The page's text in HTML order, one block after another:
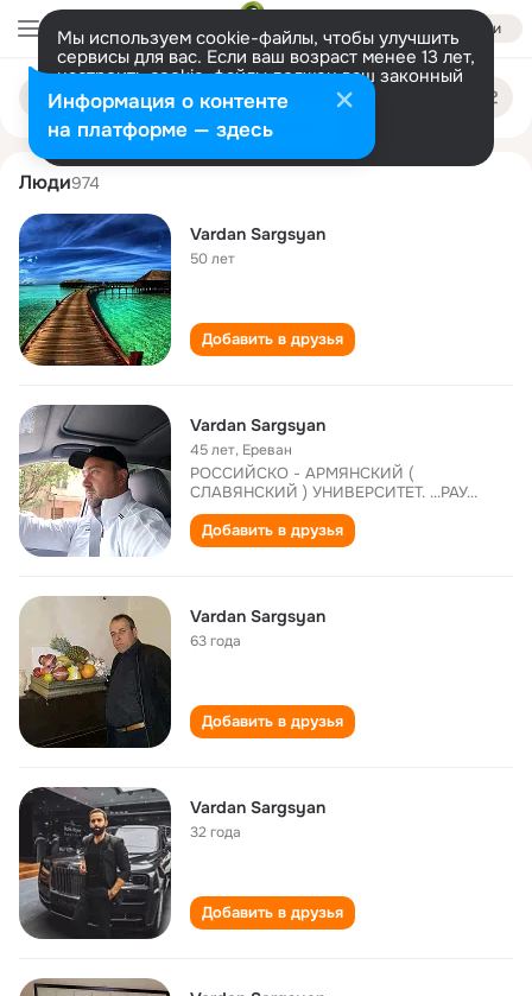
Войти
Мы используем cookie-файлы, чтобы улучшить
сервисы для вас. Если ваш возраст менее 13 лет,
настроить cookie-файлы должен ваш законный
представитель. Больше информации
Разрешить все Настроить
Поиск
людям
vardan sargsyan
Люди974
Vardan Sargsyan
50 лет
Добавить в друзья
Vardan Sargsyan
45 лет, Eреван
РОССИЙСКО - АРМЯНСКИЙ (
СЛАВЯНСКИЙ ) УНИВЕРСИТЕТ. ...РАУ...
Добавить в друзья
Vardan Sargsyan
63 года
Добавить в друзья
Vardan Sargsyan
32 года
Добавить в друзья
Информация о контенте
на платформе — здесь